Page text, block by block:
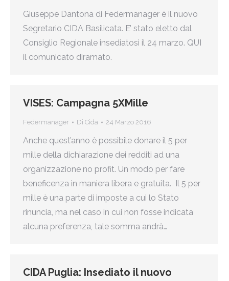
Giuseppe Dantona di Federmanager è il nuovo
Segretario CIDA Basilicata. E’ stato eletto dal
Consiglio Regionale insediatosi il 24 marzo. QUI
il comunicato diramato.
VISES: Campagna 5XMille
Federmanager Di Cida 24 Marzo 2016
Anche quest’anno è possibile donare il 5 per
mille della dichiarazione dei redditi ad una
organizzazione no profit. Un modo per fare
beneficenza in maniera libera e gratuita. Il 5 per
mille è una parte di imposte a cui lo Stato
rinuncia, ma nel caso in cui non fosse indicata
alcuna preferenza, tale somma andrà…
CIDA Puglia: Insediato il nuovo